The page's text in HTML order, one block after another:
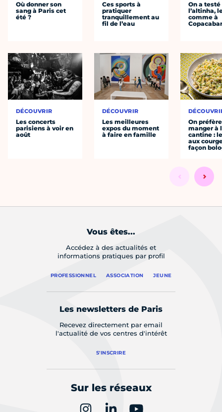
Où donner son
sang à Paris cet
été ?
DÉCOUVRIR
Les concerts
parisiens à voir en
août
Ces sports à
pratiquer
tranquillement au
fil de l’eau
DÉCOUVRIR
Les meilleures
expos du moment
à faire en famille
On a testé
l’altinha,
comme à
On préfère
manger à
cantine :
aux
façon
Vous êtes...
Accédez à des actualités et
informations pratiques par profil
PROFESSIONNEL ASSOCIATION JEUNE
Les newsletters de Paris
Recevez directement par email
l'actualité de vos centres d'intérêt
S'INSCRIRE
Sur les réseaux